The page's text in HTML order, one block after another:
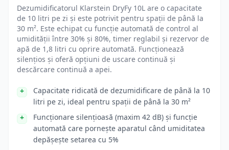
Dezumidificatorul Klarstein DryFy 10L are o capacitate
de 10 litri pe zi și este potrivit pentru spații de până la
30 m². Este echipat cu funcție automată de control al
umidității între 30% și 80%, timer reglabil și rezervor de
apă de 1,8 litri cu oprire automată. Funcționează
silențios și oferă opțiuni de uscare continuă și
descărcare continuă a apei.
Capacitate ridicată de dezumidificare de până la 10
litri pe zi, ideal pentru spații de până la 30 m²
Funcționare silențioasă (maxim 42 dB) și funcție
automată care pornește aparatul când umiditatea
depășește setarea cu 5%